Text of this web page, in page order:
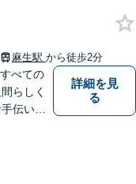
手遅れ
ず、現
知識が
麻生駅 から徒歩2分
べての
らしく
伝いを
詳細を見
る